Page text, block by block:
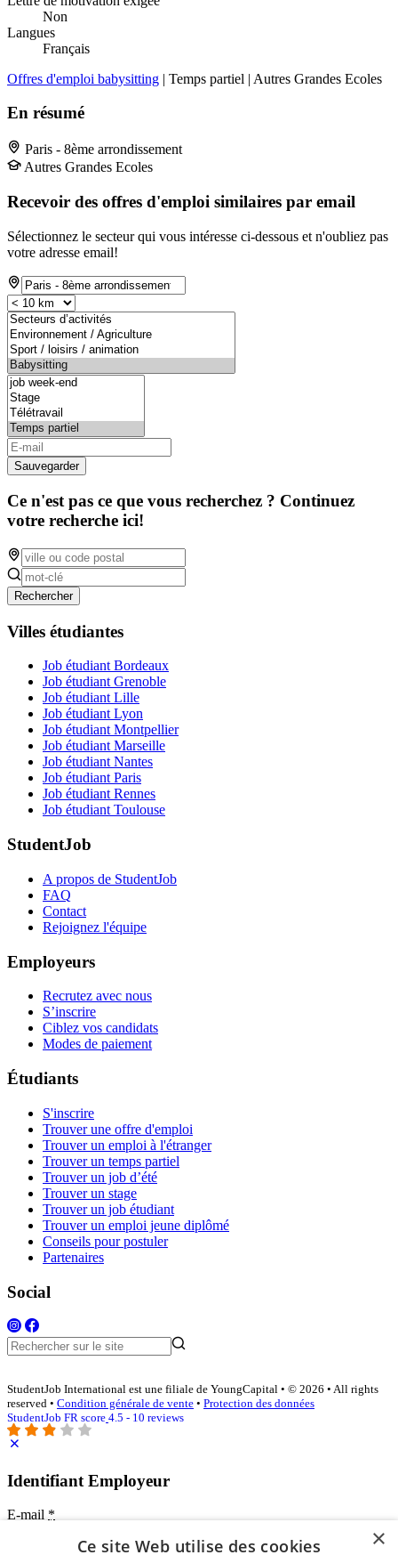
Non
Langues
Français
Offres d'emploi babysitting | Temps partiel | Autres Grandes Ecoles
En résumé
Paris - 8ème arrondissement
Autres Grandes Ecoles
Recevoir des offres d'emploi similaires par email
Sélectionnez le secteur qui vous intéresse ci-dessous et n'oubliez pas
votre adresse email!
Sauvegarder
Ce n'est pas ce que vous recherchez ? Continuez
votre recherche ici!
Rechercher
Villes étudiantes
Job étudiant Bordeaux
Job étudiant Grenoble
Job étudiant Lille
Job étudiant Lyon
Job étudiant Montpellier
Job étudiant Marseille
Job étudiant Nantes
Job étudiant Paris
Job étudiant Rennes
Job étudiant Toulouse
StudentJob
A propos de StudentJob
FAQ
Contact
Rejoignez l'équipe
Employeurs
Recrutez avec nous
S’inscrire
Ciblez vos candidats
Modes de paiement
Étudiants
S'inscrire
Trouver une offre d'emploi
Trouver un emploi à l'étranger
Trouver un temps partiel
Trouver un job d’été
Trouver un stage
Trouver un job étudiant
Trouver un emploi jeune diplômé
Conseils pour postuler
Partenaires
Social
StudentJob International est une filiale de YoungCapital • © 2026 • All rights
reserved • Condition générale de vente • Protection des données
StudentJob FR score 4.5 - 10 reviews
Identifiant Employeur
E-mail *
Mot de passe ×
Ce site Web utilise des cookies